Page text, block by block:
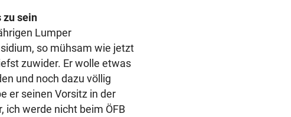
zu sein
Lumper
so mühsam wie jetzt
zuwider. Er wolle etwas
und noch dazu völlig
er seinen Vorsitz in der
ich werde nicht beim ÖFB